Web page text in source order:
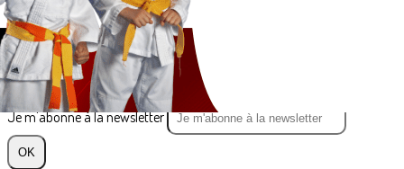
Cliquez pour éditer
Texte, bouton et/ou inscription à la newsletter
Cliquez pour éditer
Je m'abonne à la newsletter
OK